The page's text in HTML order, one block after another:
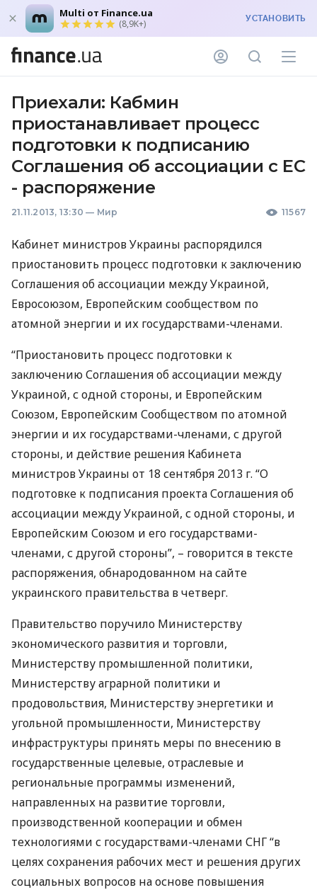
Multi от Finance.ua
(8,9K+) УСТАНОВИТЬ
Приехали: Кабмин
приостанавливает процесс
подготовки к подписанию
Соглашения об ассоциации с ЕС
- распоряжение
21.11.2013, 13:30 — Мир 11567
Кабинет министров Украины распорядился
приостановить процесс подготовки к заключению
Соглашения об ассоциации между Украиной,
Евросоюзом, Европейским сообществом по
атомной энергии и их государствами-членами.
“Приостановить процесс подготовки к
заключению Соглашения об ассоциации между
Украиной, с одной стороны, и Европейским
Союзом, Европейским Сообществом по атомной
энергии и их государствами-членами, с другой
стороны, и действие решения Кабинета
министров Украины от 18 сентября 2013 г. “О
подготовке к подписания проекта Соглашения об
ассоциации между Украиной, с одной стороны, и
Европейским Союзом и его государствами-
членами, с другой стороны”, – говорится в тексте
распоряжения, обнародованном на сайте
украинского правительства в четверг.
Правительство поручило Министерству
экономического развития и торговли,
Министерству промышленной политики,
Министерству аграрной политики и
продовольствия, Министерству энергетики и
угольной промышленности, Министерству
инфраструктуры принять меры по внесению в
государственные целевые, отраслевые и
региональные программы изменений,
направленных на развитие торговли,
производственной кооперации и обмен
технологиями с государствами-членами СНГ“в
целях сохранения рабочих мест и решения других
социальных вопросов на основе повышения